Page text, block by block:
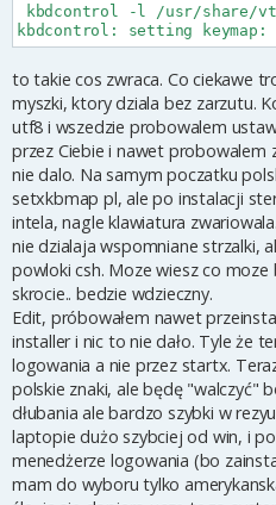
kbdcontrol -l /usr/share/vt/
kbdcontrol: setting
to takie cos zwraca. Co ciekawe
myszki, ktory dziala bez zarzutu.
utf8 i wszedzie probowalem
przez Ciebie i nawet probowalem
nie dalo. Na samym poczatku
setxkbmap pl, ale po instalacji
intela, nagle klawiatura
nie dzialaja wspomniane strzalki,
powloki csh. Moze wiesz co
skrocie.. bedzie wdzieczny.
Edit, próbowałem nawet
installer i nic to nie dało. Tyle że
logowania a nie przez startx.
polskie znaki, ale będę "walczyć"
dłubania ale bardzo szybki w
laptopie dużo szybciej od win, i
menedżerze logowania (bo
mam do wyboru tylko